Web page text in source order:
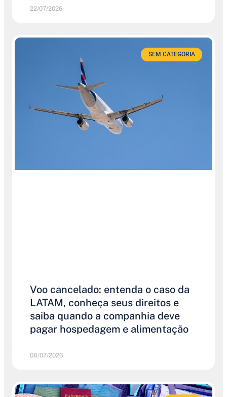
22/07/2026
SEM CATEGORIA
Voo cancelado: entenda o caso da
LATAM, conheça seus direitos e
saiba quando a companhia deve
pagar hospedagem e alimentação
08/07/2026